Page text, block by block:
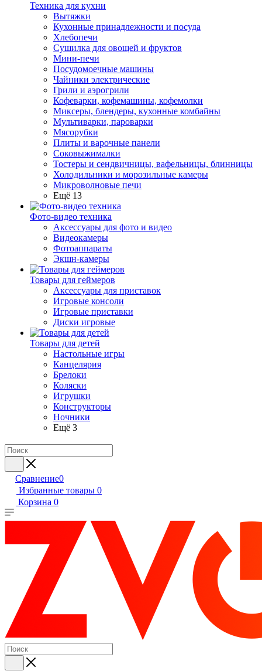
Техника для кухни
Вытяжки
Кухонные принадлежности и посуда
Хлебопечи
Сушилка для овощей и фруктов
Мини-печи
Посудомоечные машины
Чайники электрические
Грили и аэрогрили
Кофеварки, кофемашины, кофемолки
Миксеры, блендеры, кухонные комбайны
Мультиварки, пароварки
Мясорубки
Плиты и варочные панели
Соковыжималки
Тостеры и сендвичницы, вафельницы, блинницы
Холодильники и морозильные камеры
Микроволновые печи
Ещё 13
Фото-видео техника
Аксессуары для фото и видео
Видеокамеры
Фотоаппараты
Экшн-камеры
Товары для геймеров
Аксессуары для приставок
Игровые консоли
Игровые приставки
Диски игровые
Товары для детей
Настольные игры
Канцелярия
Брелоки
Коляски
Игрушки
Конструкторы
Ночники
Ещё 3
Сравнение0
Избранные товары 0
Корзина 0